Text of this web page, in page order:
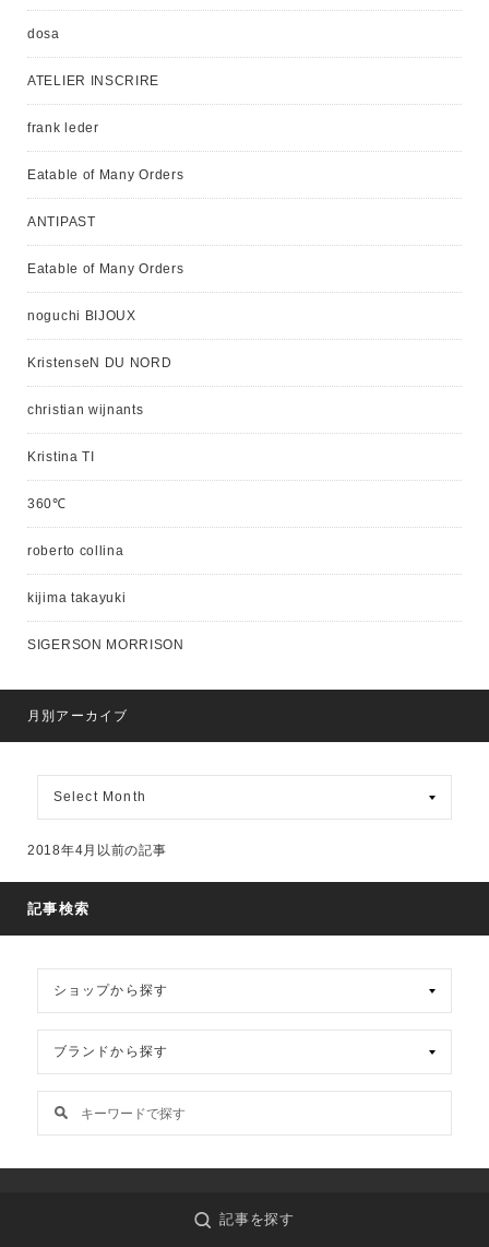
dosa
ATELIER INSCRIRE
frank leder
Eatable of Many Orders
ANTIPAST
Eatable of Many Orders
noguchi BIJOUX
KristenseN DU NORD
christian wijnants
Kristina TI
360℃
roberto collina
kijima takayuki
SIGERSON MORRISON
月別アーカイブ
ア
カ
2018年4月以前の記事
記事検索
記事を探す